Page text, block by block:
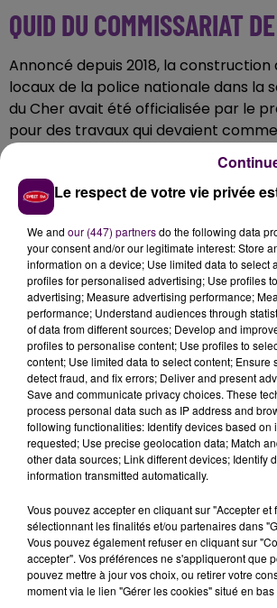
QUID DU COMMISSARIAT
Annoncé depuis 2018, la construction
locaux de la police nationale dans la
du Cher avait été officialisée par le
pour des travaux qui devaient
automne 2024. Sauf que depuis, rien !
reçue ce jour place Beauvau,
remonter ses interrogations sur ce
de l’Intérieur.
tout est validé, et rien ne bouge"
Vierzon. Projet abandonné ou
"Je n’ai pas eu de réponse de la
a simplement indiqué qu’il
TROIS POSTES VACANTS
Comme Blois, Bourges, et de
zone police en Centre-Val-de-Loire,
également impactée par la forte
de policiers. Mais ce jeudi,pas
supplémentaire pour la ville:"Nous
postes vacants sur le commissariat.
les pourvoir avant de songer à en
d’autres"explique Corinne Ollivier à
D’autant que ces effectifs sont déjà
reste à les trouver."En tout c’est huit
nous faudrait"poursuit l’élue,
Le respect de votre vie privée
We and our (447) partnersdo the following data
your consent and/or our legitimate interest: Store
information on a device; Use limited data to select
profiles for personalised advertising; Use profiles
advertising; Measure advertising performance;
performance; Understand audiences through
of data from different sources; Develop and
profiles to personalise content; Use profiles to
content; Use limited data to select content; Ensure
detect fraud, and fix errors; Deliver and present
Save and communicate privacy choices. These
process personal data such as IP address and
following functionalities: Identify devices based on
requested; Use precise geolocation data; Match
other data sources; Link different devices; Identify
information transmitted automatically.
Vous pouvez accepter en cliquant sur "Accepter et
sélectionnant les finalités et/ou partenaires dans
Vous pouvez également refuser en cliquant sur
accepter". Vos préférences ne s'appliqueront que
pouvez mettre à jour vos choix, ou retirer votre
moment via le lien "Gérer les cookies" situé en